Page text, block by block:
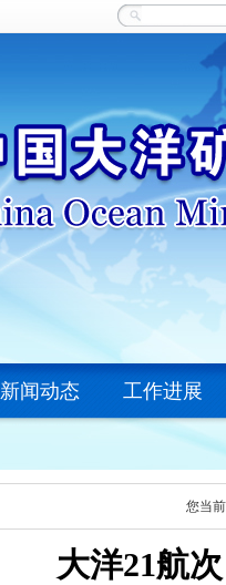
新闻动态 工作进展
您当
大洋21航次